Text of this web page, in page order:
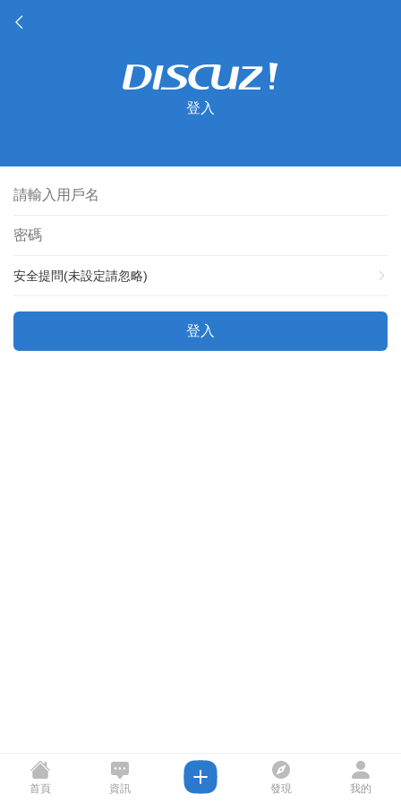
登入
安全提問(未設定請忽略)
登入
首頁 資訊 發現 我的